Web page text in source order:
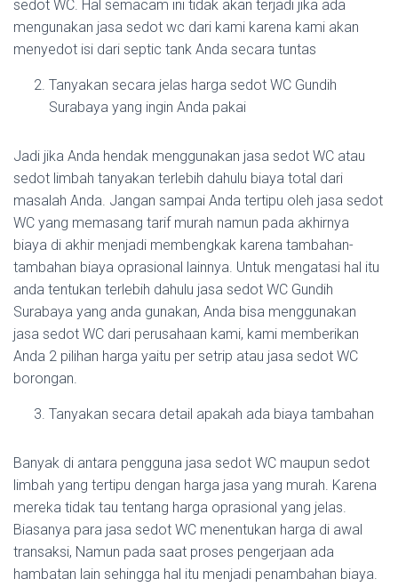
sedot WC. Hal semacam ini tidak akan terjadi jika ada
mengunakan jasa sedot wc dari kami karena kami akan
menyedot isi dari septic tank Anda secara tuntas
Tanyakan secara jelas harga sedot WC Gundih
Surabaya yang ingin Anda pakai
Jadi jika Anda hendak menggunakan jasa sedot WC atau
sedot limbah tanyakan terlebih dahulu biaya total dari
masalah Anda. Jangan sampai Anda tertipu oleh jasa sedot
WC yang memasang tarif murah namun pada akhirnya
biaya di akhir menjadi membengkak karena tambahan-
tambahan biaya oprasional lainnya. Untuk mengatasi hal itu
anda tentukan terlebih dahulu jasa sedot WC Gundih
Surabaya yang anda gunakan, Anda bisa menggunakan
jasa sedot WC dari perusahaan kami, kami memberikan
Anda 2 pilihan harga yaitu per setrip atau jasa sedot WC
borongan.
Tanyakan secara detail apakah ada biaya tambahan
Banyak di antara pengguna jasa sedot WC maupun sedot
limbah yang tertipu dengan harga jasa yang murah. Karena
mereka tidak tau tentang harga oprasional yang jelas.
Biasanya para jasa sedot WC menentukan harga di awal
transaksi, Namun pada saat proses pengerjaan ada
hambatan lain sehingga hal itu menjadi penambahan biaya.